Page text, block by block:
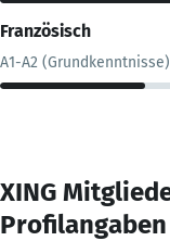
Französisch
A1-A2 (Grundkenntnisse)
XING
Profilangaben